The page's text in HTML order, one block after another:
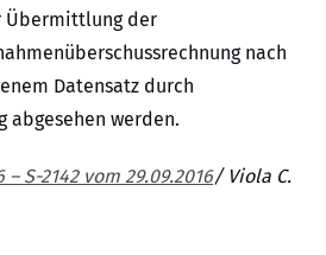
Übermittlung der
nach
Datensatz durch
abgesehen werden.
S-2142 vom 29.09.2016/ Viola C.